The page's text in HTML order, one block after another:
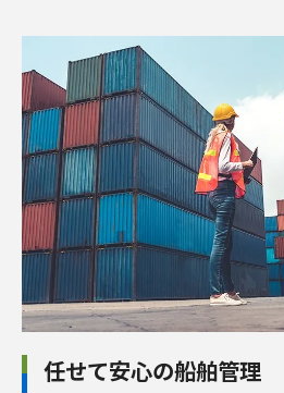
任せて安心の船舶管理